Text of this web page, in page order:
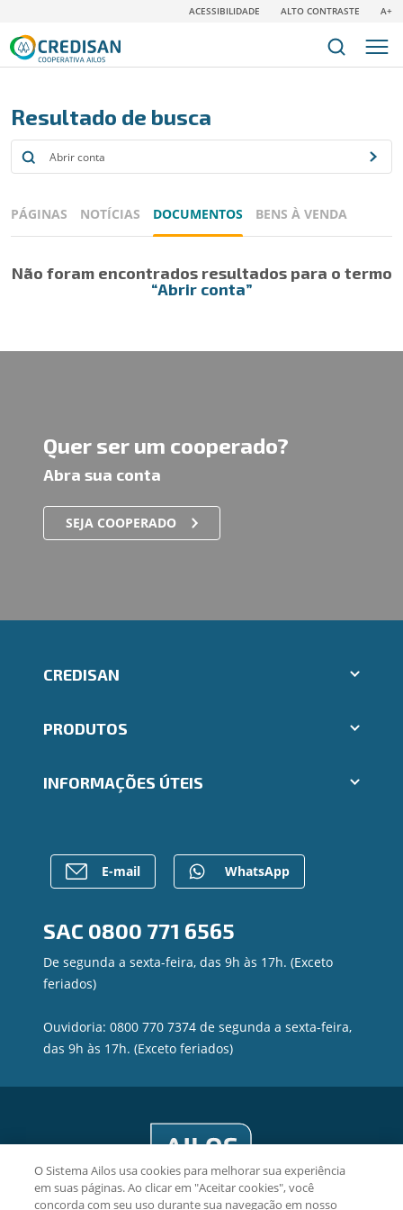
ACESSIBILIDADE ALTO CONTRASTE A+
Resultado de busca
PÁGINAS NOTÍCIAS DOCUMENTOS BENS À VENDA
Não foram encontrados resultados para o termo
“Abrir conta”
Quer ser um cooperado?
Abra sua conta
SEJA COOPERADO
CREDISAN
Trabalhe Conosco
Notícias
Mapa do site
PRODUTOS
Consórcios
Para empresas
INFORMAÇÕES ÚTEIS
Caixa Eletrônico
Regularização de dívidas
Canal de Ética
E-mail WhatsApp
SAC 0800 771 6565
De segunda a sexta-feira, das 9h às 17h. (Exceto
feriados)
Ouvidoria: 0800 770 7374 de segunda a sexta-feira,
das 9h às 17h. (Exceto feriados)
O Sistema Ailos usa cookies para melhorar sua experiência
em suas páginas. Ao clicar em "Aceitar cookies", você
concorda com seu uso durante sua navegação em nosso